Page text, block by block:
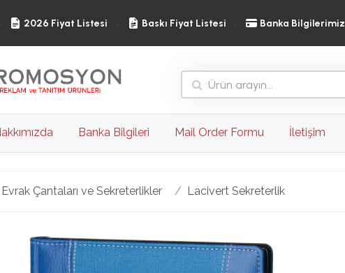
2026 Fiyat Listesi Baskı Fiyat Listesi Banka Bilgilerimiz
Banka Bilgileri Mail Order Formu İletişim
Evrak Çantaları ve Sekreterlikler Lacivert Sekreterlik